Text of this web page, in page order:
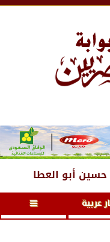
حسين أبو العطا
عربية